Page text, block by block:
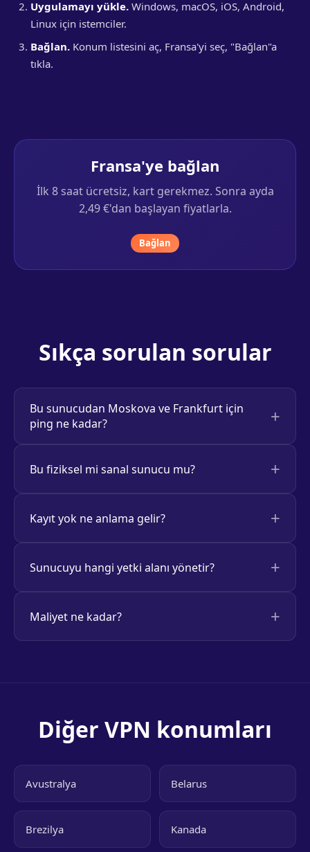
Uygulamayı yükle. Windows, macOS, iOS, Android,
Linux için istemciler.
Bağlan. Konum listesini aç, Fransa'yi seç, "Bağlan"a
tıkla.
Fransa'ye bağlan
İlk 8 saat ücretsiz, kart gerekmez. Sonra ayda
2,49 €'dan başlayan fiyatlarla.
Bağlan
Sıkça sorulan sorular
Bu sunucudan Moskova ve Frankfurt için
ping ne kadar?
Bu fiziksel mi sanal sunucu mu?
Kayıt yok ne anlama gelir?
Sunucuyu hangi yetki alanı yönetir?
Maliyet ne kadar?
Diğer VPN konumları
Avustralya Belarus
Brezilya Kanada